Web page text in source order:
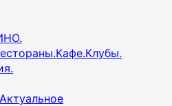
Актуальное